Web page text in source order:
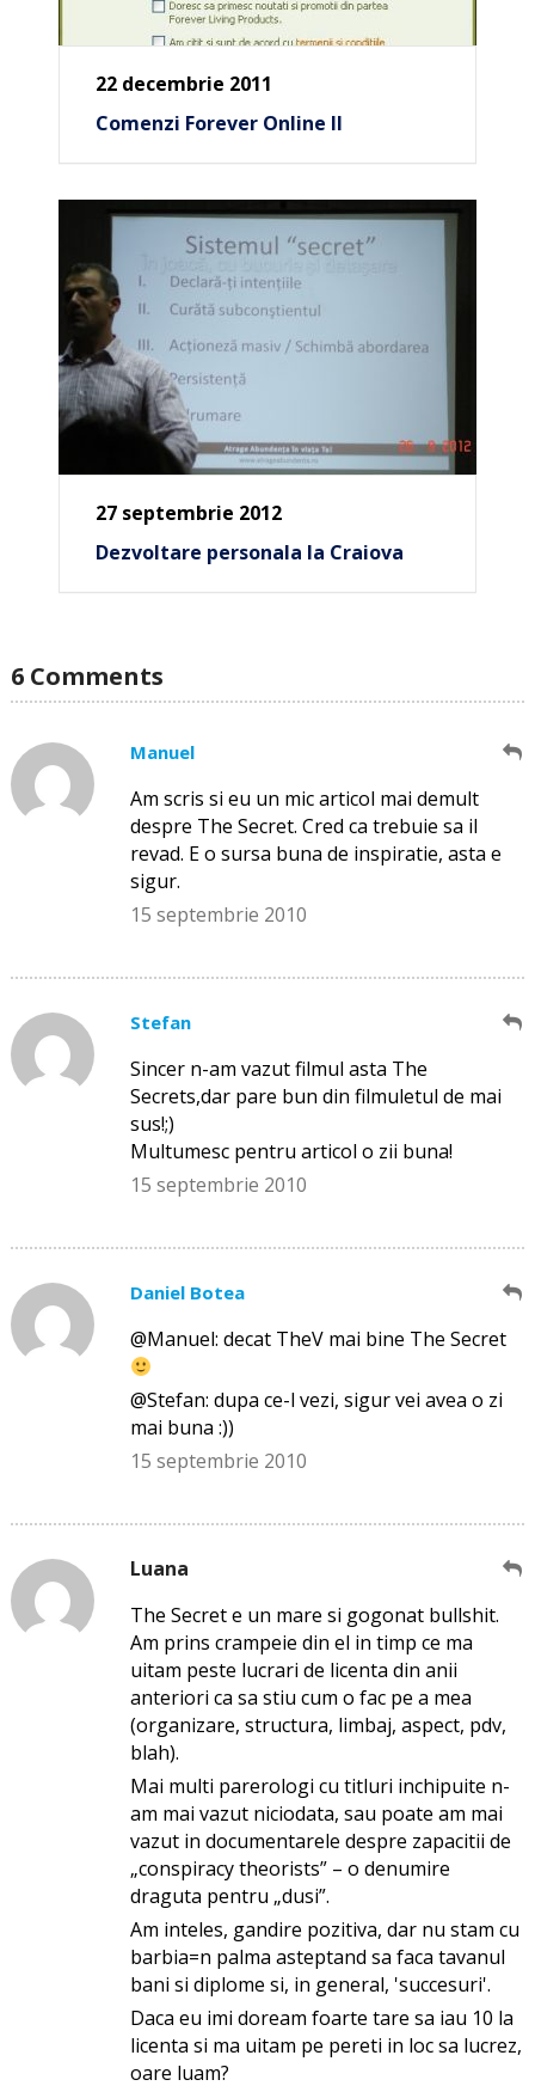
22 decembrie 2011
Comenzi Forever Online II
27 septembrie 2012
Dezvoltare personala la Craiova
6 Comments
Manuel
Am scris si eu un mic articol mai demult
despre The Secret. Cred ca trebuie sa il
revad. E o sursa buna de inspiratie, asta e
sigur.
15 septembrie 2010
Stefan
Sincer n-am vazut filmul asta The
Secrets,dar pare bun din filmuletul de mai
sus!;)
Multumesc pentru articol o zii buna!
15 septembrie 2010
Daniel Botea
@Manuel: decat TheV mai bine The Secret
@Stefan: dupa ce-l vezi, sigur vei avea o zi
mai buna :))
15 septembrie 2010
Luana
The Secret e un mare si gogonat bullshit.
Am prins crampeie din el in timp ce ma
uitam peste lucrari de licenta din anii
anteriori ca sa stiu cum o fac pe a mea
(organizare, structura, limbaj, aspect, pdv,
blah).
Mai multi parerologi cu titluri inchipuite n-
am mai vazut niciodata, sau poate am mai
vazut in documentarele despre zapacitii de
„conspiracy theorists” – o denumire
draguta pentru „dusi”.
Am inteles, gandire pozitiva, dar nu stam cu
barbia=n palma asteptand sa faca tavanul
bani si diplome si, in general, 'succesuri'.
Daca eu imi doream foarte tare sa iau 10 la
licenta si ma uitam pe pereti in loc sa lucrez,
oare luam?